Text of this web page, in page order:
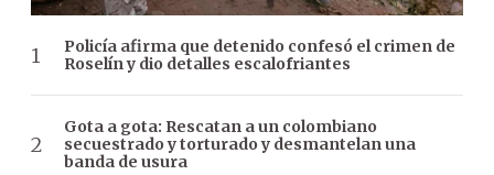
Policía afirma que detenido confesó el crimen de
Roselín y dio detalles escalofriantes
Gota a gota: Rescatan a un colombiano
secuestrado y torturado y desmantelan una
banda de usura